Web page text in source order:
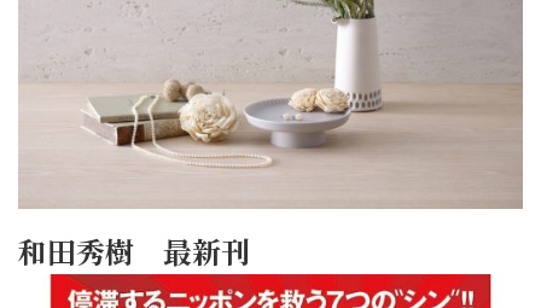
和田秀樹 最新刊